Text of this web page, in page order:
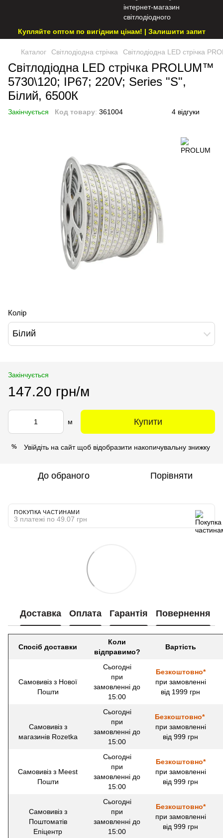
Купляйте оптом по вигідним цінам! | Залишити запит
Каталог Світлодіодна стрічка Світлодіодна LED стрічка
Світлодіодна LED стрічка PROLUM™
5730\120; IP67; 220V; Series "S",
Білий, 6500К
Закінчується Код товару: 361004 4 відгуки
Колір
Білий
Закінчується
147.20 грн/м
м Купити
% Увійдіть на сайтщоб відобразити накопичувальну знижку
До обраного Порівняти
ПОКУПКА ЧАСТИНАМИ
3 платежі по 49.07 грн
Доставка Оплата Гарантія Повернення
Спосіб доставки
Коли
відправимо?
Вартість
Самовивіз з Нової
Пошти
Сьогодні
при
замовленні до
15:00
Безкоштовно*
при замовленні
від 1999 грн
Самовивіз з
магазинів Rozetka
Сьогодні
при
замовленні до
15:00
Безкоштовно*
при замовленні
від 999 грн
Самовивіз з Meest
Пошти
Сьогодні
при
замовленні до
15:00
Безкоштовно*
при замовленні
від 999 грн
Самовивіз з
Поштоматів
Епіцентр
Сьогодні
при
замовленні до
15:00
Безкоштовно*
при замовленні
від 999 грн